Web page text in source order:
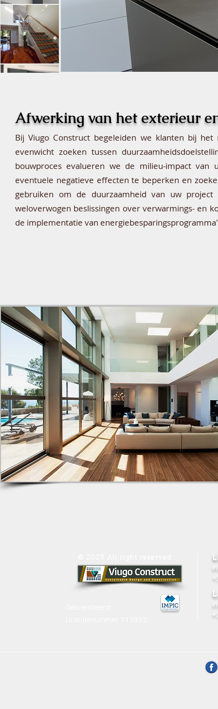
Afwerking van het exterieur
Bij Viugo Construct begeleiden we klanten bij
evenwicht zoeken tussen
bouwproces evalueren we de milieu-impact
eventuele negatieve effecten te beperken en
gebruiken om de duurzaamheid van uw
weloverwogen beslissingen over verwarmings- en
de implementatie van